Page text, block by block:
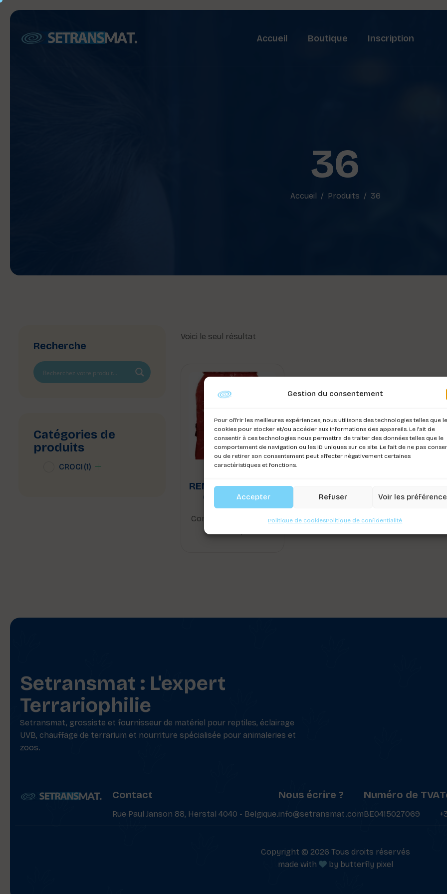
Gestion du consentement
Pour offrir les meilleures expériences, nous utilisons des technologies telles que
cookies pour stocker et/ou accéder aux informations des appareils. Le fait de
consentir à ces technologies nous permettra de traiter des données telles que le
comportement de navigation ou les ID uniques sur ce site. Le fait de ne pas
ou de retirer son consentement peut affecter négativement certaines
caractéristiques et fonctions.
Accepter Refuser Voir les
Politique de cookiesPolitique de confidentialité
Accueil Boutique Inscription
36
Accueil Produits 36
Recherche
Catégories de
produits
CROCI (1)
Voici le seul résultat
REMBOURRE BULL
CHIC ROUGE
Connectez-vous pour
Setransmat : L'expert
Terrariophilie
Setransmat, grossiste et fournisseur de matériel pour reptiles, éclairage
UVB, chauffage de terrarium et nourriture spécialisée pour animaleries et
zoos.
Contact
Rue Paul Janson 88, Herstal 4040 - Belgique.
Nous écrire ?
info@setransmat.com
Numéro de TVA
BE0415027069
Copyright © 2026 Tous droits réservés
made with
by butterfly pixel